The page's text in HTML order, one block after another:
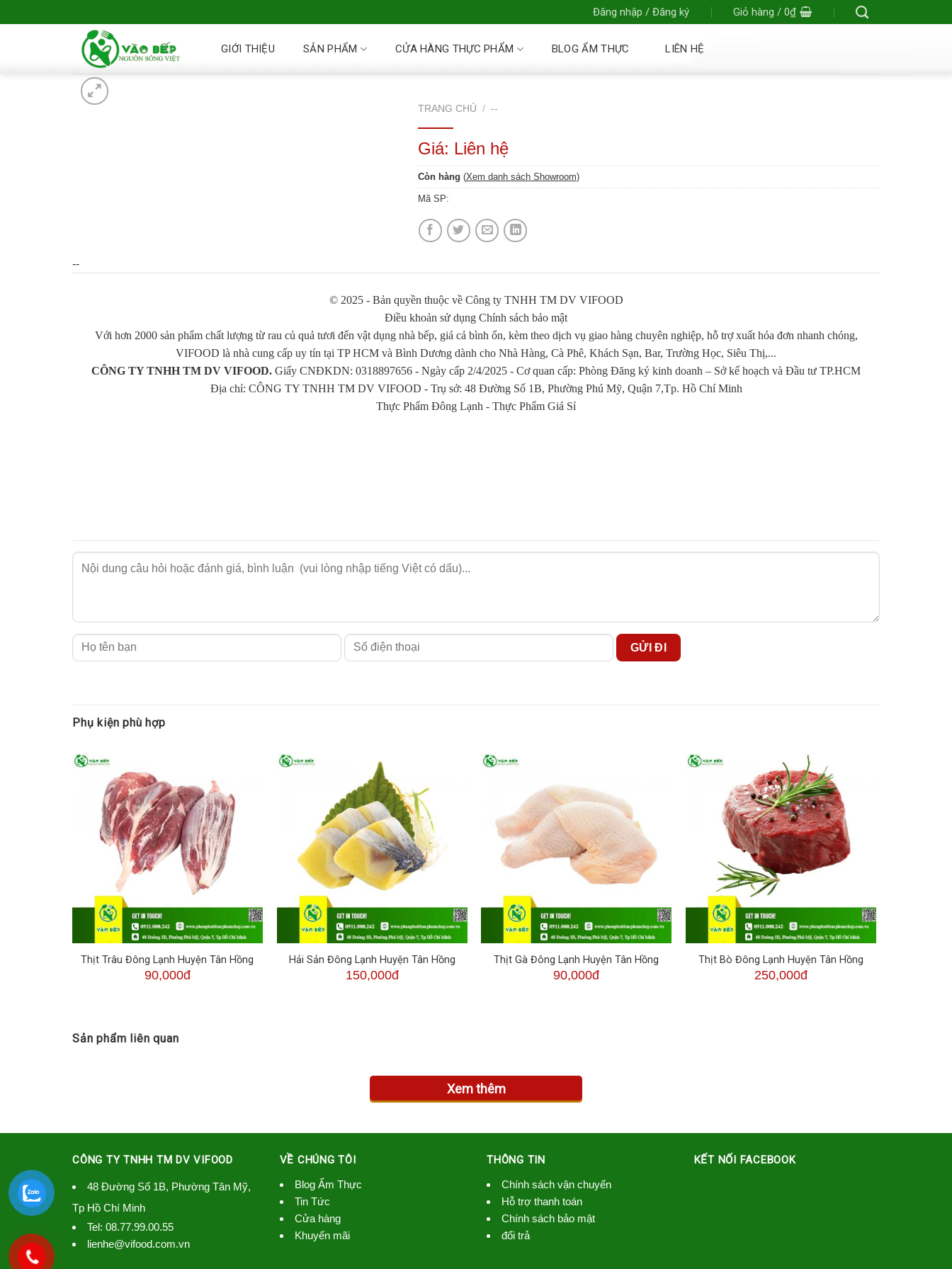
Đăng nhập / Đăng ký Giỏ hàng / 0₫
GIỚI THIỆU SẢN PHẨM CỬA HÀNG THỰC PHẨM BLOG ẨM THỰC LIÊN HỆ
TRANG CHỦ / --
Giá: Liên hệ
Còn hàng (Xem danh sách Showroom)
Mã SP:
--
© 2025 - Bản quyền thuộc về Công ty TNHH TM DV VIFOOD
Điều khoản sử dụng Chính sách bảo mật
Với hơn 2000 sản phẩm chất lượng từ rau củ quả tươi đến vật dụng nhà bếp, giá cả bình ổn, kèm theo dịch vụ giao hàng chuyên nghiệp, hỗ trợ xuất hóa đơn nhanh chóng,
VIFOOD là nhà cung cấp uy tín tại TP HCM và Bình Dương dành cho Nhà Hàng, Cà Phê, Khách Sạn, Bar, Trường Học, Siêu Thị,...
CÔNG TY TNHH TM DV VIFOOD. Giấy CNĐKDN: 0318897656 - Ngày cấp 2/4/2025 - Cơ quan cấp: Phòng Đăng ký kinh doanh – Sở kế hoạch và Đầu tư TP.HCM
Địa chỉ: CÔNG TY TNHH TM DV VIFOOD - Trụ sở: 48 Đường Số 1B, Phường Phú Mỹ, Quận 7,Tp. Hồ Chí Minh
Thực Phẩm Đông Lạnh - Thực Phẩm Giá Sỉ
Phụ kiện phù hợp
Thịt Trâu Đông Lạnh Huyện Tân Hồng
90,000đ
Hải Sản Đông Lạnh Huyện Tân Hồng
150,000đ
Thịt Gà Đông Lạnh Huyện Tân Hồng
90,000đ
Thịt Bò Đông Lạnh Huyện Tân Hồng
250,000đ
Sản phẩm liên quan
Xem thêm
CÔNG TY TNHH TM DV VIFOOD
48 Đường Số 1B, Phường Tân Mỹ,
Tp Hồ Chí Minh
Tel: 08.77.99.00.55
lienhe@vifood.com.vn
VỀ CHÚNG TÔI
Blog Ẩm Thực
Tin Tức
Cửa hàng
Khuyến mãi
THÔNG TIN
Chính sách vận chuyển
Hỗ trợ thanh toán
Chính sách bảo mật
đổi trả
KẾT NỐI FACEBOOK